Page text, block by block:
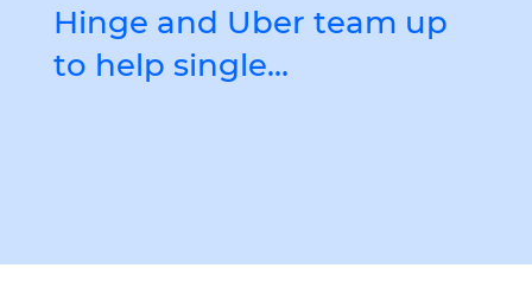
Hinge and Uber team up
to help single…